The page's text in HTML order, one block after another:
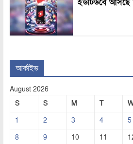
ইউটিউবে আসছে
আর্কাইভ
August 2026
S
S M T
1
2 3 4 5
8
9 10 11